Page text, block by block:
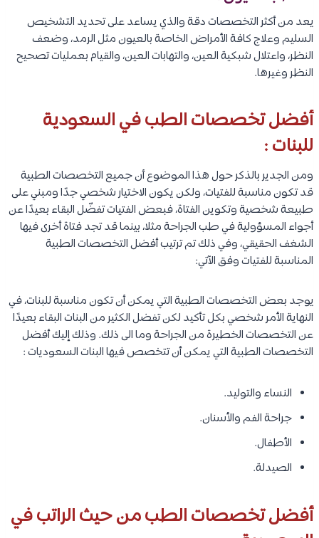
يعد من أكثر التخصصات دقة والذي يساعد على تحديد التشخيص
السليم وعلاج كافة الأمراض الخاصة بالعيون مثل الرمد، وضعف
النظر، واعتلال شبكية العين، والتهابات العين، والقيام بعمليات تصحيح
النظر وغيرها.
أفضل تخصصات الطب في السعودية
للبنات:
ومن الجدير بالذكر حول هذا الموضوع أن جميع التخصصات الطبية
قد تكون مناسبة للفتيات، ولكن يكون الاختيار شخصي جدًا ومبني على
طبيعة شخصية وتكوين الفتاة، فبعض الفتيات تفضّل البقاء بعيدًا عن
أجواء المسؤولية في طب الجراحة مثلا، بينما قد تجد فتاة أخرى فيها
الشغف الحقيقي، وفي ذلك تم ترتيب أفضل التخصصات الطبية
المناسبة للفتيات وفق الآتي:
يوجد بعض التخصصات الطبية التي يمكن أن تكون مناسبة للبنات، في
النهاية الأمر شخصي بكل تأكيد لكن تفضل الكثير من البنات البقاء بعيدًا
عن التخصصات الخطيرة من الجراحة وما الى ذلك. وذلك إليك أفضل
التخصصات الطبية التي يمكن أن تتخصص فيها البنات السعوديات :
النساء والتوليد.
جراحة الفم والأسنان.
الأطفال.
الصيدلة.
أفضل تخصصات الطب من حيث الراتب في